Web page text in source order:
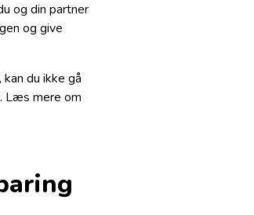
og din partner
og give
du ikke gå
Læs mere om